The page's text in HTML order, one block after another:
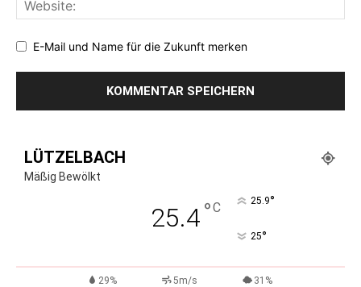
E-Mail und Name für die Zukunft merken
LÜTZELBACH
Mäßig Bewölkt
25.4°C 25.9°
25°
29% 5m/s 31%